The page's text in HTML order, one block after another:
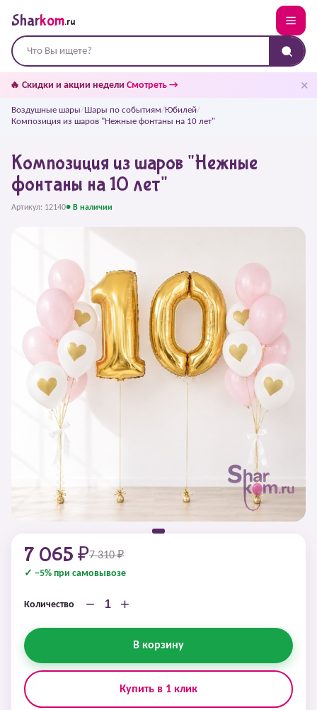
Sharkom.ru
🔥 Скидки и акции недели Смотреть → ✕
Воздушные шары/Шары по событиям/Юбилей/
Композиция из шаров "Нежные фонтаны на 10 лет"
Композиция из шаров "Нежные
фонтаны на 10 лет"
Артикул: 12140● В наличии
7 065 ₽7 310 ₽
✓ −5% при самовывозе
Количество − +
В корзину
Купить в 1 клик